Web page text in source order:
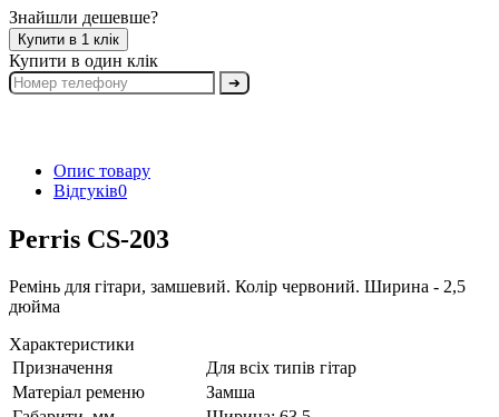
Знайшли дешевше?
Купити в 1 клік
Купити в один клік
➔
Опис товару
Відгуків0
Perris CS-203
Ремінь для гітари, замшевий. Колір червоний. Ширина - 2,5
дюйма
Характеристики
Призначення
Для всіх типів гітар
Матеріал ременю
Замша